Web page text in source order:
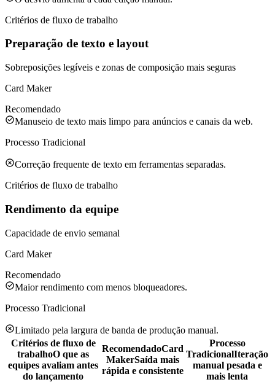
Critérios de fluxo de trabalho
Preparação de texto e layout
Sobreposições legíveis e zonas de composição mais seguras
Card Maker
Recomendado
Manuseio de texto mais limpo para anúncios e canais da web.
Processo Tradicional
Correção frequente de texto em ferramentas separadas.
Critérios de fluxo de trabalho
Rendimento da equipe
Capacidade de envio semanal
Card Maker
Recomendado
Maior rendimento com menos bloqueadores.
Processo Tradicional
Limitado pela largura de banda de produção manual.
Critérios de fluxo de
trabalhoO que as
equipes avaliam antes
do lançamento
RecomendadoCard
MakerSaída mais
rápida e consistente
Processo
TradicionalIteração
manual pesada e
mais lenta